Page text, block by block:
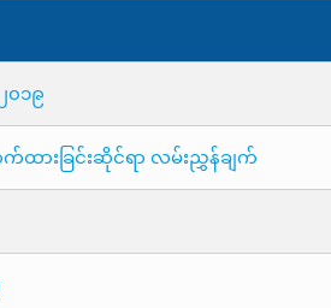
၀၁၉
ားခြင်းဆိုင်ရာ လမ်းညွှန်ချက်